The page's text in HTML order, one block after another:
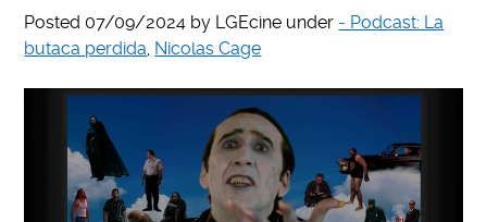
Posted 07/09/2024 by LGEcine under - Podcast: La
butaca perdida, Nicolas Cage